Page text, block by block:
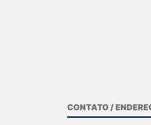
CONTATO /